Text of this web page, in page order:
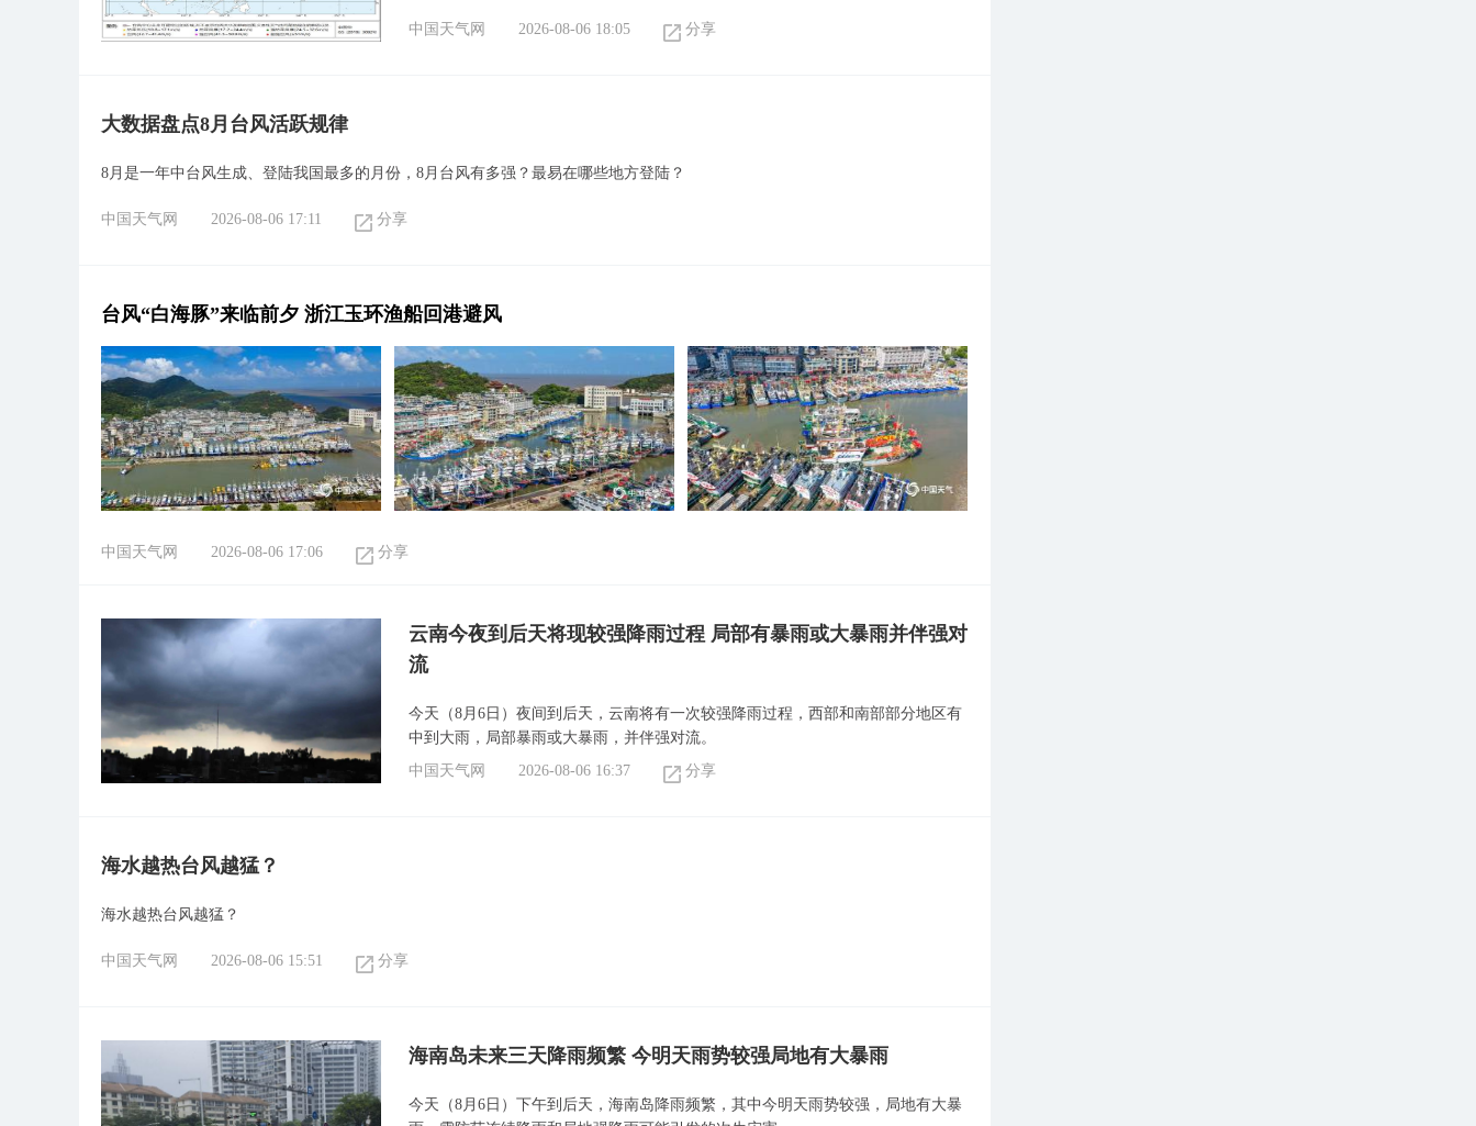
中国天气网 2026-08-06 18:05 分享
大数据盘点8月台风活跃规律
8月是一年中台风生成、登陆我国最多的月份，8月台风有多强？最易在哪些地方登陆？
中国天气网 2026-08-06 17:11 分享
台风“白海豚”来临前夕 浙江玉环渔船回港避风
中国天气网 2026-08-06 17:06 分享
云南今夜到后天将现较强降雨过程 局部有暴雨或大暴雨并伴强对
流
今天（8月6日）夜间到后天，云南将有一次较强降雨过程，西部和南部部分地区有
中到大雨，局部暴雨或大暴雨，并伴强对流。
中国天气网
2026-08-06 16:37 分享
海水越热台风越猛？
海水越热台风越猛？
中国天气网 2026-08-06 15:51 分享
海南岛未来三天降雨频繁 今明天雨势较强局地有大暴雨
今天（8月6日）下午到后天，海南岛降雨频繁，其中今明天雨势较强，局地有大暴